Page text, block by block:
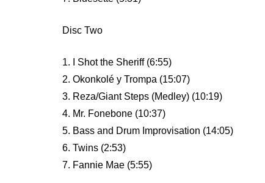
Disc Two
1. I Shot the Sheriff (6:55)
2. Okonkolé y Trompa (15:07)
3. Reza/Giant Steps (Medley) (10:19)
4. Mr. Fonebone (10:37)
5. Bass and Drum Improvisation (14:05)
6. Twins (2:53)
7. Fannie Mae (5:55)